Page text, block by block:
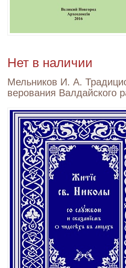
Нет в наличии
Мельников И. А.
верования Валдайского